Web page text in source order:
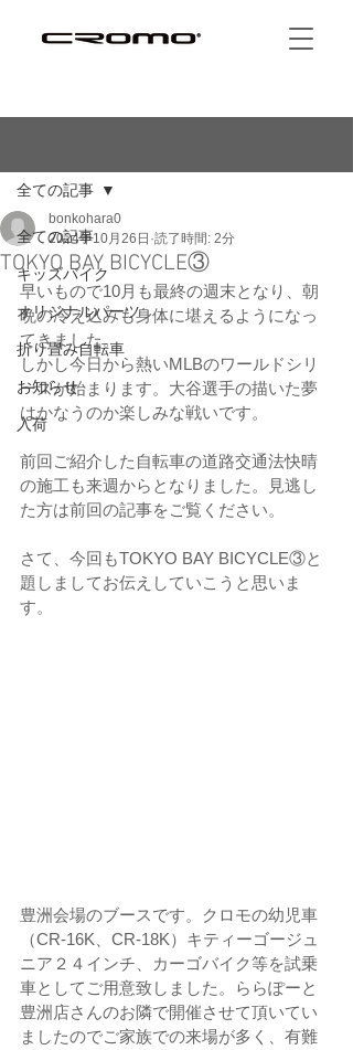
全ての記事
キッズバイク
オリジナルパーツ
折り畳み自転車
お知らせ
入荷
全ての記事
TOKYO BAY BICYCLE③
bonkohara0
2024年10月26日 読了時間: 2分
早いもので10月も最終の週末となり、朝
晩の冷え込みも身体に堪えるようになっ
てきました。
しかし今日から熱いMLBのワールドシリ
ーズが始まります。大谷選手の描いた夢
はかなうのか楽しみな戦いです。
前回ご紹介した自転車の道路交通法快晴
の施工も来週からとなりました。見逃し
た方は前回の記事をご覧ください。
さて、今回もTOKYO BAY BICYCLE③と
題しましてお伝えしていこうと思いま
す。
豊洲会場のブースです。クロモの幼児車
（CR-16K、CR-18K）キティーゴージュ
ニア２４インチ、カーゴバイク等を試乗
車としてご用意致しました。ららぽーと
豊洲店さんのお隣で開催させて頂いてい
ましたのでご家族での来場が多く、有難